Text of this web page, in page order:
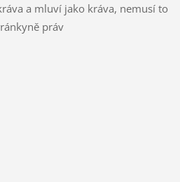
a mluví jako kráva, nemusí to
práv